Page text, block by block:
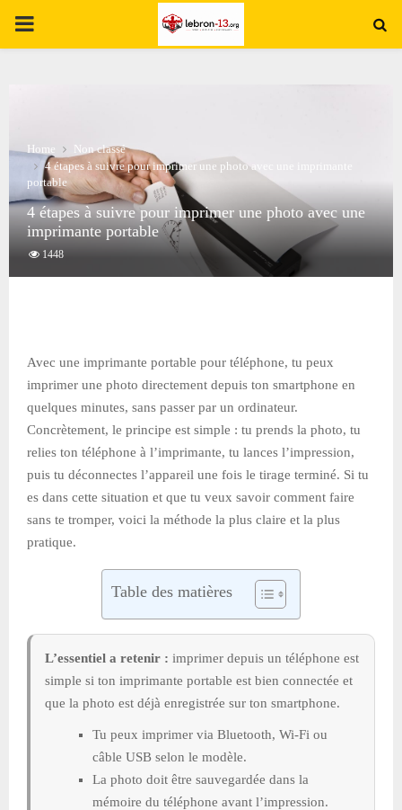
PRIMARY
Home
Non classé
4 étapes à suivre pour imprimer une photo avec une imprimante
portable
4 étapes à suivre pour imprimer une photo avec une
imprimante portable
1448
Avec une imprimante portable pour téléphone, tu peux
imprimer une photo directement depuis ton smartphone en
quelques minutes, sans passer par un ordinateur.
Concrètement, le principe est simple : tu prends la photo, tu
relies ton téléphone à l’imprimante, tu lances l’impression,
puis tu déconnectes l’appareil une fois le tirage terminé. Si tu
es dans cette situation et que tu veux savoir comment faire
sans te tromper, voici la méthode la plus claire et la plus
pratique.
Table des matières
L’essentiel a retenir : imprimer depuis un téléphone est
simple si ton imprimante portable est bien connectée et
que la photo est déjà enregistrée sur ton smartphone.
Tu peux imprimer via Bluetooth, Wi-Fi ou
câble USB selon le modèle.
La photo doit être sauvegardée dans la
mémoire du téléphone avant l’impression.